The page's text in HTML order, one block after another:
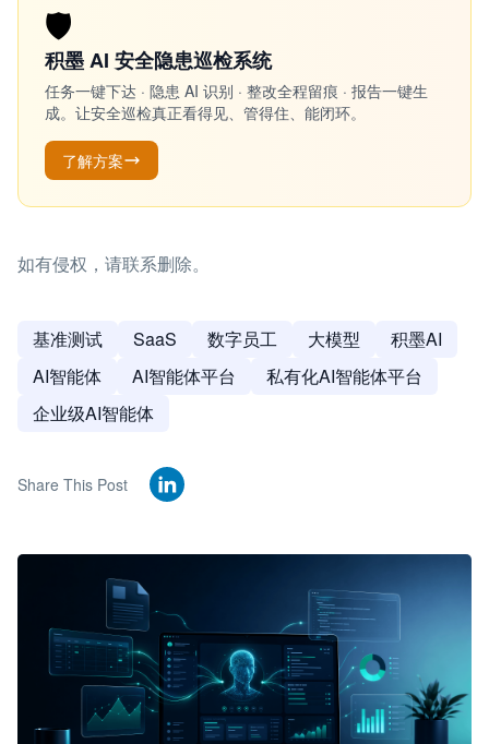
🛡️
积墨 AI 安全隐患巡检系统
任务一键下达 · 隐患 AI 识别 · 整改全程留痕 · 报告一键生
成。让安全巡检真正看得见、管得住、能闭环。
了解方案
如有侵权，请联系删除。
基准测试 SaaS 数字员工 大模型
积墨AI
AI智能体
AI智能体平台
私有化AI智能体平台
企业级AI智能体
Share This Post